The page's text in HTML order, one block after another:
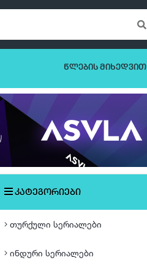
ეროტიული
ისტორიული
მძაფრ-სიუჟეტიანი
წლების მიხედვით
კატეგორიები
თურქული სერიალები
ინდური სერიალები